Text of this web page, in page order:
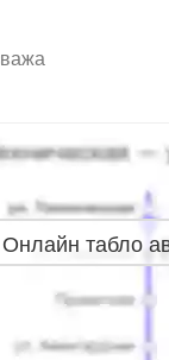
Онлайн табло